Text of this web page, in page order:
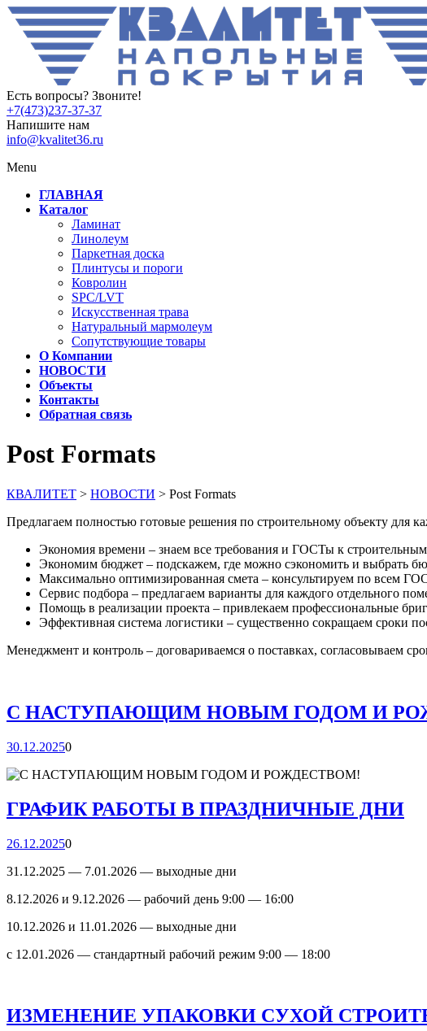
Есть вопросы? Звоните!
+7(473)237-37-37
Напишите нам
info@kvalitet36.ru
Menu
ГЛАВНАЯ
Каталог
Ламинат
Линолеум
Паркетная доска
Плинтусы и пороги
Ковролин
SPC/LVT
Искусственная трава
Натуральный мармолеум
Сопутствующие товары
О Компании
НОВОСТИ
Объекты
Контакты
Обратная связь
Post Formats
КВАЛИТЕТ > НОВОСТИ > Post Formats
Предлагаем полностью готовые решения по строительному объекту для
Экономия времени – знаем все требования и ГОСТы к
Экономим бюджет – подскажем, где можно сэкономить и выбрать
Максимально оптимизированная смета – консультируем по всем
Сервис подбора – предлагаем варианты для каждого отдельного
Помощь в реализации проекта – привлекаем профессиональные
Эффективная система логистики – существенно сокращаем сроки
Менеджмент и контроль – договариваемся о поставках, согласовываем
С НАСТУПАЮЩИМ НОВЫМ ГОДОМ И
30.12.20250
ГРАФИК РАБОТЫ В ПРАЗДНИЧНЫЕ ДНИ
26.12.20250
31.12.2025 — 7.01.2026 — выходные дни
8.12.2026 и 9.12.2026 — рабочий день 9:00 — 16:00
10.12.2026 и 11.01.2026 — выходные дни
с 12.01.2026 — стандартный рабочий режим 9:00 — 18:00
ИЗМЕНЕНИЕ УПАКОВКИ СУХОЙ